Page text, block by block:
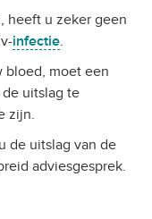
heeft u zeker geen
infectie.
bloed, moet een
uitslag te
zijn.
de uitslag van de
adviesgesprek.